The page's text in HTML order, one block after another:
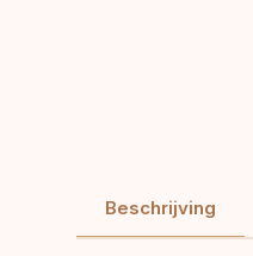
Beschrijving